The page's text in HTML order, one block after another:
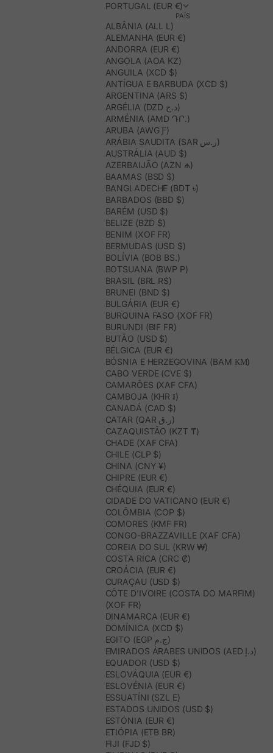
PORTUGAL (EUR €)
PAÍS
ALBÂNIA (ALL L)
ALEMANHA (EUR €)
ANDORRA (EUR €)
ANGOLA (AOA KZ)
ANGUILA (XCD $)
ANTÍGUA E BARBUDA (XCD $)
ARGENTINA (ARS $)
ARGÉLIA (DZD د.ج)
ARMÉNIA (AMD ԴՐ.)
ARUBA (AWG Ƒ)
ARÁBIA SAUDITA (SAR ر.س)
AUSTRÁLIA (AUD $)
AZERBAIJÃO (AZN ₼)
BAAMAS (BSD $)
BANGLADECHE (BDT ৳)
BARBADOS (BBD $)
BARÉM (USD $)
BELIZE (BZD $)
BENIM (XOF FR)
BERMUDAS (USD $)
BOLÍVIA (BOB BS.)
BOTSUANA (BWP P)
BRASIL (BRL R$)
BRUNEI (BND $)
BULGÁRIA (EUR €)
BURQUINA FASO (XOF FR)
BURUNDI (BIF FR)
BUTÃO (USD $)
BÉLGICA (EUR €)
BÓSNIA E HERZEGOVINA (BAM КМ)
CABO VERDE (CVE $)
CAMARÕES (XAF CFA)
CAMBOJA (KHR ៛)
CANADÁ (CAD $)
CATAR (QAR ر.ق)
CAZAQUISTÃO (KZT ₸)
CHADE (XAF CFA)
CHILE (CLP $)
CHINA (CNY ¥)
CHIPRE (EUR €)
CHÉQUIA (EUR €)
CIDADE DO VATICANO (EUR €)
COLÔMBIA (COP $)
COMORES (KMF FR)
CONGO-BRAZZAVILLE (XAF CFA)
COREIA DO SUL (KRW ₩)
COSTA RICA (CRC ₡)
CROÁCIA (EUR €)
CURAÇAU (USD $)
CÔTE D’IVOIRE (COSTA DO MARFIM)
(XOF FR)
DINAMARCA (EUR €)
DOMÍNICA (XCD $)
EGITO (EGP ج.م)
EMIRADOS ÁRABES UNIDOS (AED د.إ)
EQUADOR (USD $)
ESLOVÁQUIA (EUR €)
ESLOVÉNIA (EUR €)
ESSUATÍNI (SZL E)
ESTADOS UNIDOS (USD $)
ESTÓNIA (EUR €)
ETIÓPIA (ETB BR)
FIJI (FJD $)